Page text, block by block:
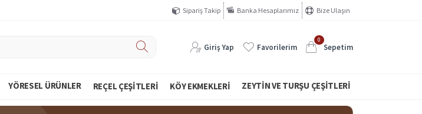
Sipariş Takip Banka Hesaplarımız Bize Ulaşın
Giriş Yap Favorilerim
0
Sepetim
YÖRESEL ÜRÜNLER REÇEL ÇEŞITLERI KÖY EKMEKLERI ZEYTIN VE TURŞU ÇEŞITLERI